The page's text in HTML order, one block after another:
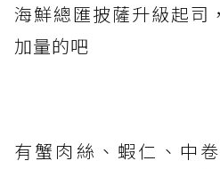
海鮮總匯披薩升級起司
加量的吧
有蟹肉絲、蝦仁、中